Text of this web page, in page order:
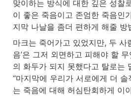
맞이하는 방식에 대한 깊은 성찰
이 좋은 죽음이고 존엄한 죽음인
지막 나날을 좀더 편하게 해줄 방
마크는 죽어가고 있었지만, 두 사
음’은 그저 외면하고 피해야 할
의 화두가 되지 못했다고 탈로는
“마지막에 우리가 서로에게 더 솔
는 죽음에 대해 허심탄회하게 이